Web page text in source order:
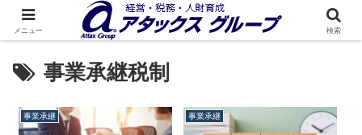
事業承継税制
事業承継 事業承継
メニュー 検索